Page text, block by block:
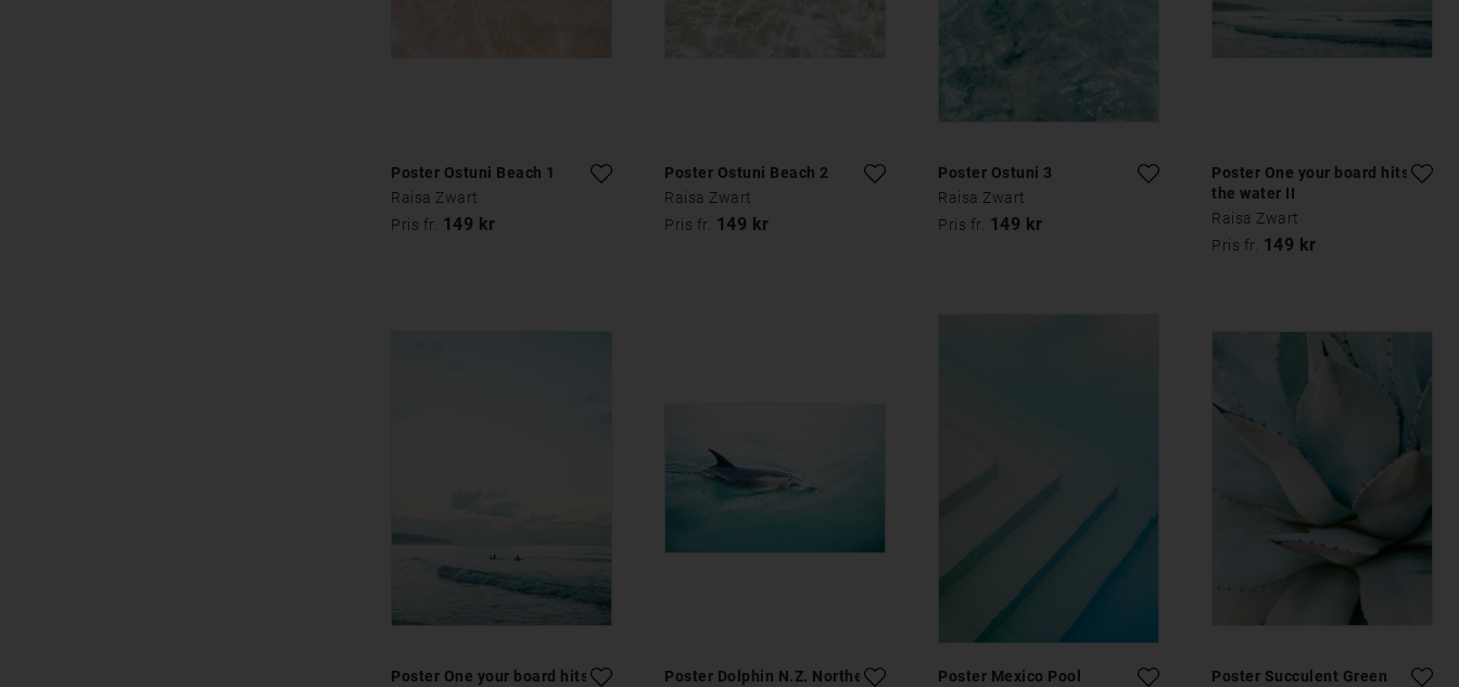
Poster Ostuni Beach 1
Raisa Zwart
Pris fr. 149 kr
Poster Ostuni Beach 2
Raisa Zwart
Pris fr. 149 kr
Poster Ostuni 3
Raisa Zwart
Pris fr. 149 kr
Poster One your board hits
the water II
Raisa Zwart
Pris fr. 149 kr
Poster One your board hits
Poster Dolphin N.Z. Northern
Poster Mexico Pool
Poster Succulent Green